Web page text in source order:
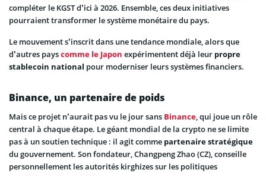
compléter le KGST d’ici à 2026. Ensemble, ces deux initiatives
pourraient transformer le système monétaire du pays.
Le mouvement s’inscrit dans une tendance mondiale, alors que
d’autres payscomme le Japon expérimentent déjà leur propre
stablecoin national pour moderniser leurs systèmes financiers.
Binance, un partenaire de poids
Mais ce projet n’aurait pas vu le jour sans Binance, qui joue un rôle
central à chaque étape. Le géant mondial de la crypto ne se limite
pas à un soutien technique : il agit comme partenaire stratégique
du gouvernement. Son fondateur, Changpeng Zhao (CZ), conseille
personnellement les autorités kirghizes sur les politiques